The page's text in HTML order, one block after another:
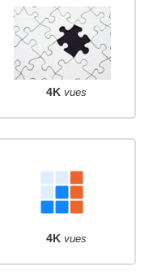
4K vues
4K vues